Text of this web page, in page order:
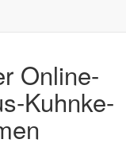
Online-
Kuhnke-